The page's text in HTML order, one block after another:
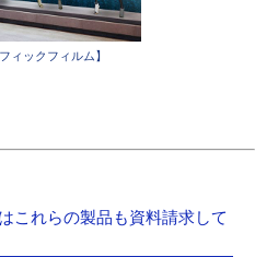
ィックフィルム】
これらの製品も資料請求して